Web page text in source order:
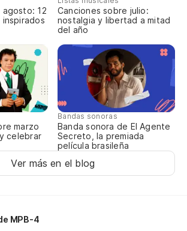
agosto: 12
Canciones sobre julio:
nostalgia y libertad a mitad
del año
marzo
celebrar
Bandas sonoras
Banda sonora de El Agente
Secreto, la premiada
película brasileña
Ver más en el blog
MPB-4